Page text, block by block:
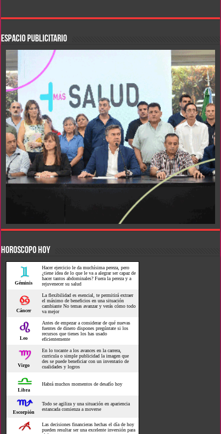
ESPACIO PUBLICITARIO
HOROSCOPO HOY